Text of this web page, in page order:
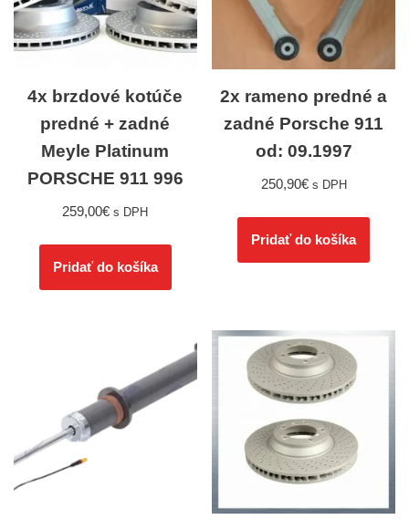
4x brzdové kotúče
predné + zadné
Meyle Platinum
PORSCHE 911 996
259,00€ s DPH
Pridať do košíka
2x rameno predné a
zadné Porsche 911
od: 09.1997
250,90€ s DPH
Pridať do košíka